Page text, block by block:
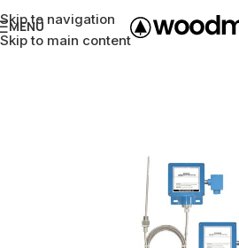
Skip to navigation
Skip to main content
MENÜ